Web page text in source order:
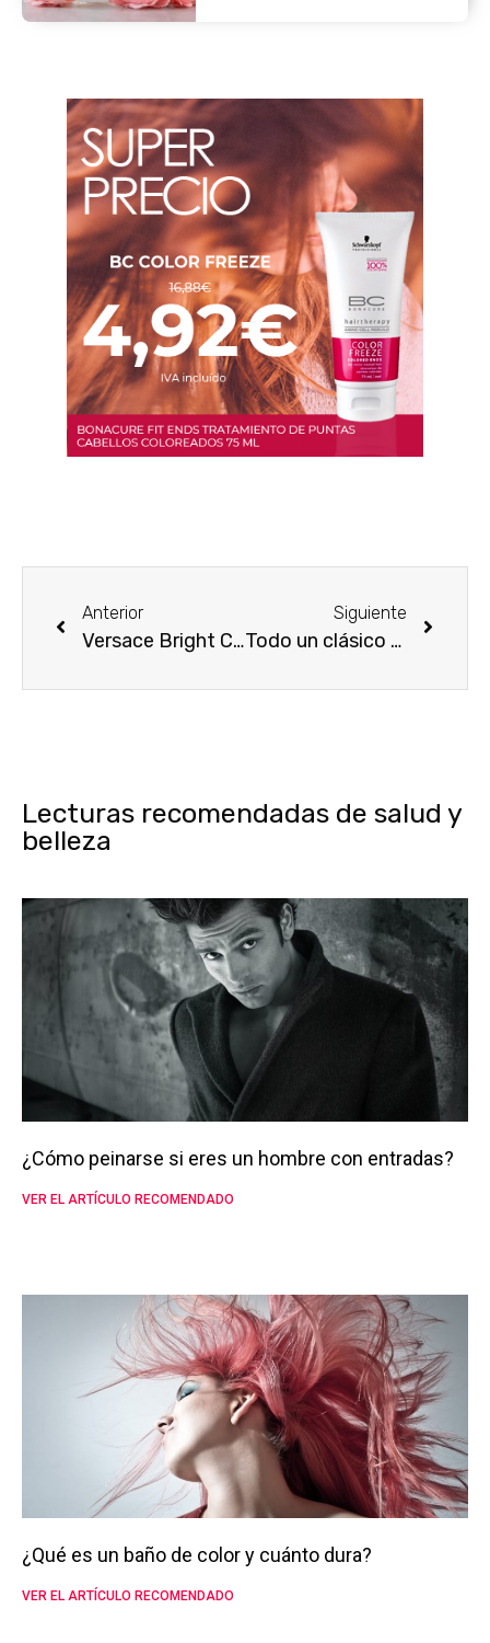
Anterior
Versace Bright Crystal
Siguiente
Todo un clásico para la mujer Dolce y Gabanna de hoy
Lecturas recomendadas de salud y
belleza
¿Cómo peinarse si eres un hombre con entradas?
VER EL ARTÍCULO RECOMENDADO
¿Qué es un baño de color y cuánto dura?
VER EL ARTÍCULO RECOMENDADO